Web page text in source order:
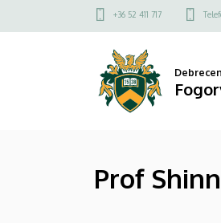
a
Felső
menü
+36 52 411 717
Prof